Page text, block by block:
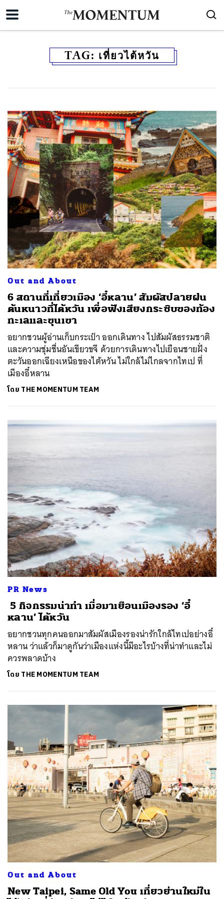
TAG: เที่ยวไต้หวัน
Out and About
6 สถานที่เที่ยวเมือง ‘อี๋หลาน’ สัมผัสปลายฝน
ต้นหนาวที่ไต้หวัน เพื่อฟังเสียงกระซิบของท้อง
ทะเลและขุนเขา
อยากชวนผู้อ่านเก็บกระเป๋า ออกเดินทาง ไปสัมผัสธรรมชาติ
และความชุ่มชื่นอันเขียวขจี ด้วยการเดินทางไปเยือนชายฝั่ง
ตะวันออกเฉียงเหนือของไต้หวัน ไม่ใกล้ไม่ไกลจากไทเป ที่
เมืองอี๋หลาน
โดย THE MOMENTUM TEAM
PR News
5 กิจกรรมน่าทำ เมื่อมาเยือนเมืองรอง ‘อี๋
หลาน’ ไต้หวัน
อยากชวนทุกคนออกมาสัมผัสเมืองรองน่ารักใกล้ไทเปอย่างอี๋
หลาน ว่าแล้วก็มาดูกันว่าเมืองแห่งนี้มีอะไรบ้างที่น่าทำและไม่
ควรพลาดบ้าง
โดย THE MOMENTUM TEAM
Out and About
New Taipei, Same Old You เที่ยวย่านใหม่ใน
ค้นหา
SHARE TWEET LINE EMAIL